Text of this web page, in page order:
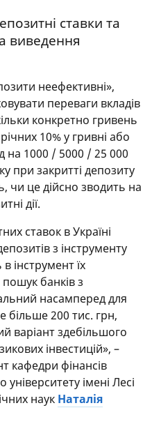
ставки та
виведення
неефективні»,
переваги вкладів
конкретно гривень
10% у гривні або
на 1000 / 5000 / 25 000
при закритті депозиту
чи це дійсно зводить на
дії.
ставок в Україні
з інструменту
інструмент їх
банків з
насамперед для
більше 200 тис. грн,
варіант здебільшого
інвестицій», –
кафедри фінансів
імені Лесі
наук Наталія